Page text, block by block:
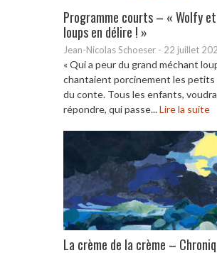
Programme courts – « Wolfy
loups en délire ! »
Jean-Nicolas Schoeser - 22 juillet
« Qui a peur du grand méchant
chantaient porcinement les petits
du conte. Tous les enfants,
répondre, qui passe...Lire la suite
La crème de la crème –